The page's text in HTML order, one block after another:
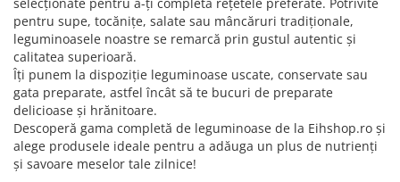
Condimente turcesti
Ghimbir murat la borcan
Alge Nori
Supa miso
pentru supe, tocănițe, salate sau mâncăruri tradiționale,
leguminoasele noastre se remarcă prin gustul autentic și
calitatea superioară.
Îți punem la dispoziție leguminoase uscate, conservate sau
gata preparate, astfel încât să te bucuri de preparate
delicioase și hrănitoare.
Descoperă gama completă de leguminoase de la Eihshop.ro și
alege produsele ideale pentru a adăuga un plus de nutrienți
și savoare meselor tale zilnice!